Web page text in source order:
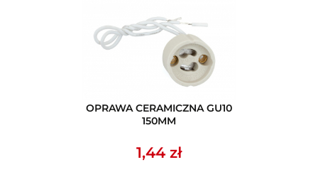
OPRAWA CERAMICZNA GU10
150MM
1,44 zł